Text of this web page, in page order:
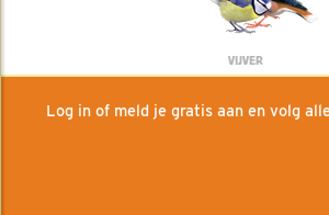
VIJVER
Log in of meld je gratis aan en volg